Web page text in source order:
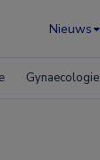
Nieuws
Gynaecologie